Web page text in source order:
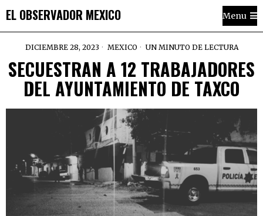
EL OBSERVADOR MEXICO Menu
DICIEMBRE 28, 2023 MEXICO UN MINUTO DE LECTURA
SECUESTRAN A 12 TRABAJADORES
DEL AYUNTAMIENTO DE TAXCO